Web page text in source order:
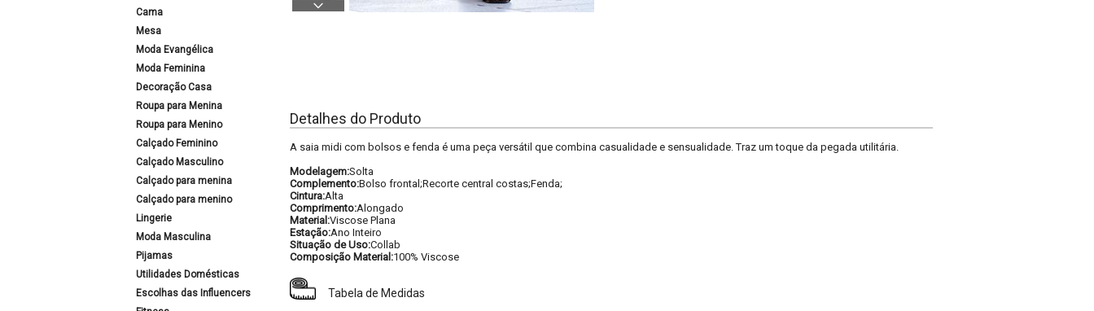
Cama
Mesa
Moda Evangélica
Moda Feminina
Decoração Casa
Roupa para Menina
Roupa para Menino
Calçado Feminino
Calçado Masculino
Calçado para menina
Calçado para menino
Lingerie
Moda Masculina
Pijamas
Utilidades Domésticas
Escolhas das Influencers
Detalhes do Produto
A saia midi com bolsos e fenda é uma peça versátil que combina casualidade e sensualidade. Traz um toque da pegada utilitária.
Modelagem:Solta
Complemento:Bolso frontal;Recorte central costas;Fenda;
Cintura:Alta
Comprimento:Alongado
Material:Viscose Plana
Estação:Ano Inteiro
Situação de Uso:Collab
Composição Material:100% Viscose
Tabela de Medidas